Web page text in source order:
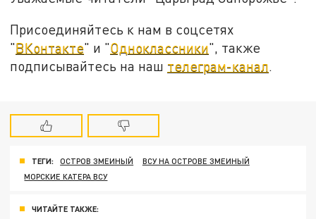
Присоединяйтесь к нам в соцсетях
"ВКонтакте" и "Одноклассники", также
подписывайтесь на наш телеграм-канал.
ТЕГИ: ОСТРОВ ЗМЕИНЫЙ
ВСУ НА ОСТРОВЕ ЗМЕИНЫЙ
МОРСКИЕ КАТЕРА ВСУ
ЧИТАЙТЕ ТАКЖЕ: